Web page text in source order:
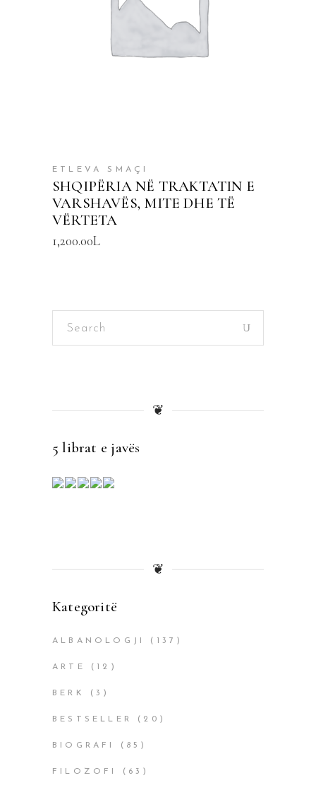
SHTOJE NË SHPORTË
ETLEVA SMAÇI
SHQIPËRIA NË TRAKTATIN E
VARSHAVËS, MITE DHE TË
VËRTETA
1,200.00L
Search
❦
5 librat e javës
❦
Kategoritë
ALBANOLOGJI (137)
ARTE (12)
BERK (3)
BESTSELLER (20)
BIOGRAFI (85)
FILOZOFI (63)